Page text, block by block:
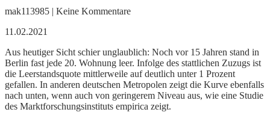
mak113985 | Keine Kommentare
11.02.2021
Aus heutiger Sicht schier unglaublich: Noch vor 15 Jahren stand in
Berlin fast jede 20. Wohnung leer. Infolge des stattlichen Zuzugs ist
die Leerstandsquote mittlerweile auf deutlich unter 1 Prozent
gefallen. In anderen deutschen Metropolen zeigt die Kurve ebenfalls
nach unten, wenn auch von geringerem Niveau aus, wie eine Studie
des Marktforschungsinstituts empirica zeigt.